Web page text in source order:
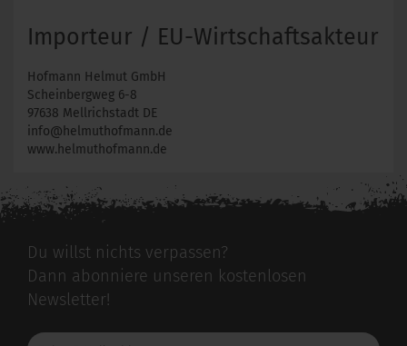
Importeur / EU-Wirtschaftsakteur
Hofmann Helmut GmbH
Scheinbergweg 6-8
97638 Mellrichstadt DE
info@helmuthofmann.de
www.helmuthofmann.de
Du willst nichts verpassen?
Dann abonniere unseren kostenlosen
Newsletter!
Deine